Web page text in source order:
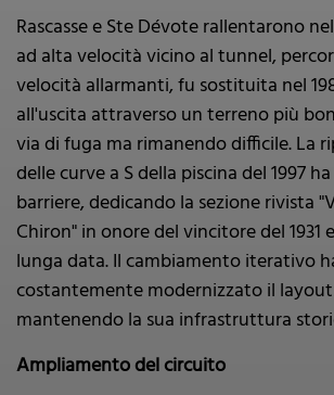
Rascasse e Ste Dévote rallentarono
ad alta velocità vicino al tunnel,
velocità allarmanti, fu sostituita nel
all'uscita attraverso un terreno più
via di fuga ma rimanendo difficile. La
delle curve a S della piscina del 1997
barriere, dedicando la sezione rivista
Chiron" in onore del vincitore del 1931
lunga data. Il cambiamento iterativo
costantemente modernizzato il
mantenendo la sua infrastruttura
Ampliamento del circuito